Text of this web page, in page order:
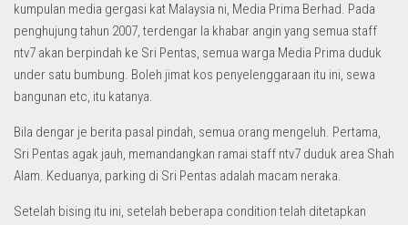
kumpulan media gergasi kat Malaysia ni, Media Prima Berhad. Pada
penghujung tahun 2007, terdengar la khabar angin yang semua staff
ntv7 akan berpindah ke Sri Pentas, semua warga Media Prima duduk
under satu bumbung. Boleh jimat kos penyelenggaraan itu ini, sewa
bangunan etc, itu katanya.
Bila dengar je berita pasal pindah, semua orang mengeluh. Pertama,
Sri Pentas agak jauh, memandangkan ramai staff ntv7 duduk area Shah
Alam. Keduanya, parking di Sri Pentas adalah macam neraka.
Setelah bising itu ini, setelah beberapa condition telah ditetapkan